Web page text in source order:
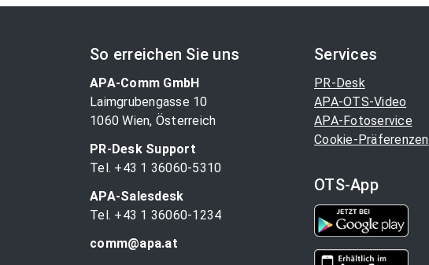
So erreichen Sie uns
APA-Comm GmbH
Laimgrubengasse 10
1060 Wien, Österreich
PR-Desk Support
Tel. +43 1 36060-5310
APA-Salesdesk
Tel. +43 1 36060-1234
comm@apa.at
Services
PR-Desk
APA-OTS-Video
APA-Fotoservice
Cookie-Präferenzen
OTS-App